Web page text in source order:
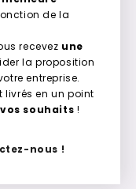
de la
recevez une
la proposition
entreprise.
livrés en un point
souhaits !
nous !